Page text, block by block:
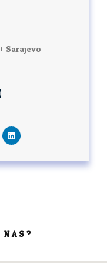
Sarajevo